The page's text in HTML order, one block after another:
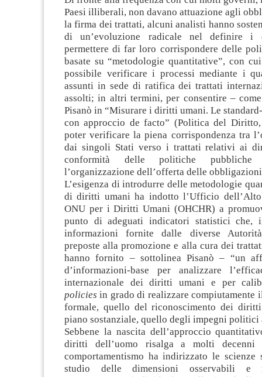
Paesi illiberali, non davano attuazione agli
la firma dei trattati, alcuni analisti hanno
di un’evoluzione radicale nel definire
permettere di far loro corrispondere delle
basate su “metodologie quantitative”, con
possibile verificare i processi mediante i
assunti in sede di ratifica dei trattati
assolti; in altri termini, per consentire –
Pisanò in “Misurare i diritti umani. Le
con approccio de facto” (Politica del
poter verificare la piena corrispondenza tra
dai singoli Stati verso i trattati relativi ai
conformità delle politiche pubbliche
l’organizzazione dell’offerta delle obbligazioni
L’esigenza di introdurre delle metodologie
di diritti umani ha indotto l’Ufficio dell’Alto
ONU per i Diritti Umani (OHCHR) a
punto di adeguati indicatori statistici che,
informazioni fornite dalle diverse
preposte alla promozione e alla cura dei
hanno fornito – sottolinea Pisanò – “un
d’informazioni-base per analizzare
internazionale dei diritti umani e per
policies in grado di realizzare compiutamente
formale, quello del riconoscimento dei
piano sostanziale, quello degli impegni politici
Sebbene la nascita dell’approccio
diritti dell’uomo risalga a molti
comportamentismo ha indirizzato le
studio delle dimensioni osservabili e